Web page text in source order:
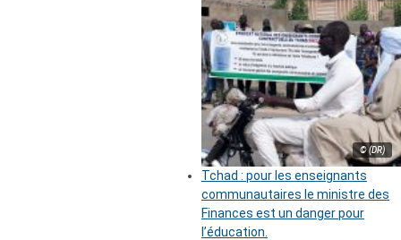
© (DR)
Tchad : pour les enseignants
communautaires le ministre des
Finances est un danger pour
l’éducation.